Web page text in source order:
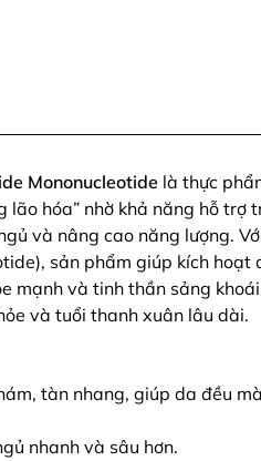
Mononucleotide là thực
lão hóa” nhờ khả năng hỗ trợ
và nâng cao năng lượng.
sản phẩm giúp kích hoạt
mạnh và tinh thần sảng
và tuổi thanh xuân lâu dài.
tàn nhang, giúp da đều
nhanh và sâu hơn.